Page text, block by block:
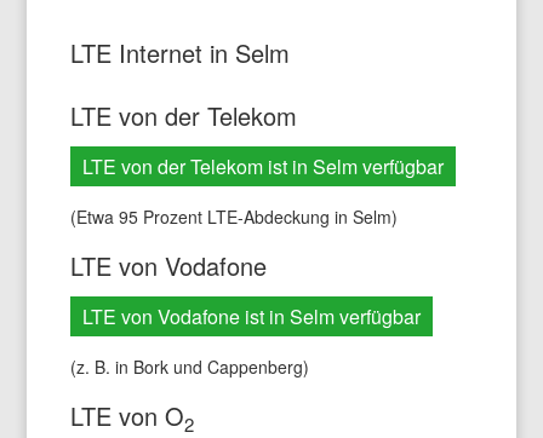
LTE Internet in Selm
LTE von der Telekom
LTE von der Telekom ist in Selm verfügbar
(Etwa 95 Prozent LTE-Abdeckung in Selm)
LTE von Vodafone
LTE von Vodafone ist in Selm verfügbar
(z. B. in Bork und Cappenberg)
LTE von O2